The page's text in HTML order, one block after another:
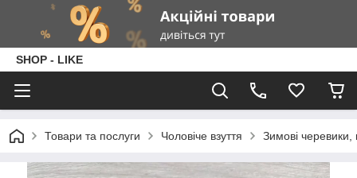
SHOP - LIKE
Товари та послуги Чоловіче взуття Зимові черевики,